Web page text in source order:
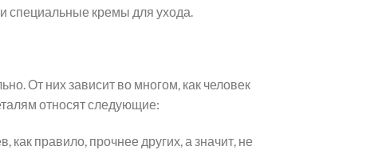
специальные кремы для ухода.
От них зависит во многом, как человек
относят следующие:
как правило, прочнее других, а значит, не